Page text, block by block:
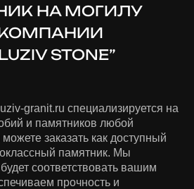
НА МОГИЛУ
STONE”
granit.ru специализируется на
и памятников любой
заказать как доступный
памятник. Мы
соответствовать вашим
прочность и